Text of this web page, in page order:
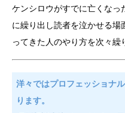
ケンシロウがすでに亡くなっ
に繰り出し読者を泣かせる
ってきた人のやり方を次々繰
洋々ではプロフェッショナ
ります。